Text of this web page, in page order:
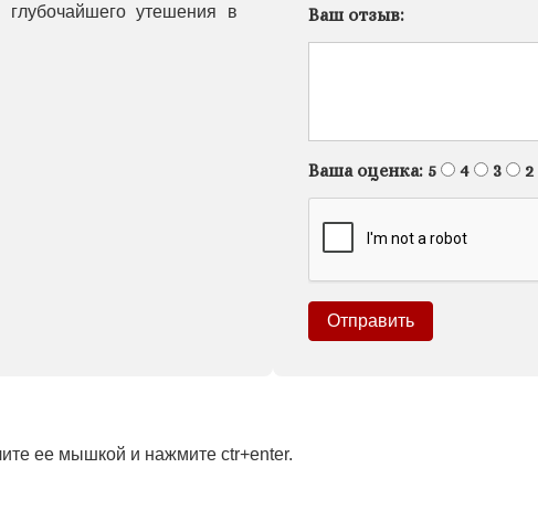
утешения в
Ваш отзыв:
Ваша оценка: 5 4 3 2
ее мышкой и нажмите ctr+enter.